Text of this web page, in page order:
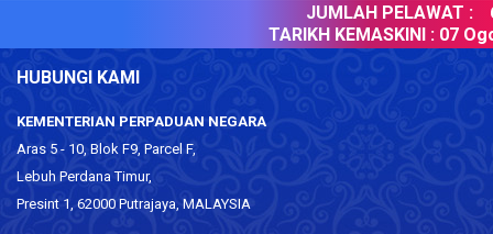
JUMLAH PELAWAT :
TARIKH KEMASKINI : 07
HUBUNGI KAMI
KEMENTERIAN PERPADUAN NEGARA
Aras 5 - 10, Blok F9, Parcel F,
Lebuh Perdana Timur,
Presint 1, 62000 Putrajaya, MALAYSIA